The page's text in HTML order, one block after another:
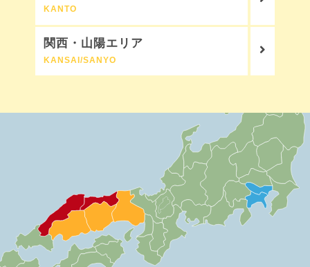
KANTO
関西・山陽エリア
KANSAI/SANYO